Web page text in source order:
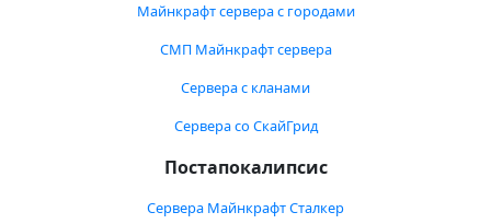
Майнкрафт сервера с городами
СМП Майнкрафт сервера
Сервера с кланами
Сервера со СкайГрид
Постапокалипсис
Сервера Майнкрафт Сталкер